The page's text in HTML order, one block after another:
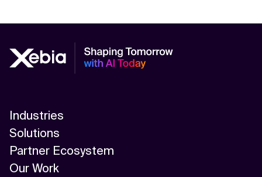
Industries
Solutions
Partner Ecosystem
Our Work